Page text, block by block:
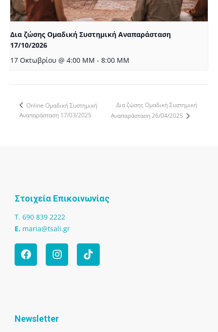
Δια ζώσης Ομαδική Συστημική Αναπαράσταση
17/10/2026
17 Οκτωβρίου @ 4:00 ΜΜ - 8:00 ΜΜ
Online Ομαδική Συστημική
Αναπαράσταση 17/03/2025
Δια ζώσης Ομαδική Συστημική
Αναπαράσταση 26/04/2025
Στοιχεία Επικοινωνίας
T. 690 839 2222
Ε. maria@tsali.gr
Newsletter